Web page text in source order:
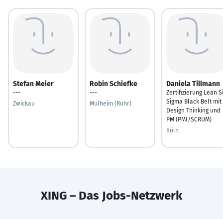
Stefan Meier
---
Zwickau
Robin Schiefke
---
Mülheim (Ruhr)
Daniela Tillmann
Zertifizierung Lean
Sigma Black Belt mit
Design Thinking und
PM (PMI/SCRUM)
Köln
XING – Das Jobs-Netzwerk